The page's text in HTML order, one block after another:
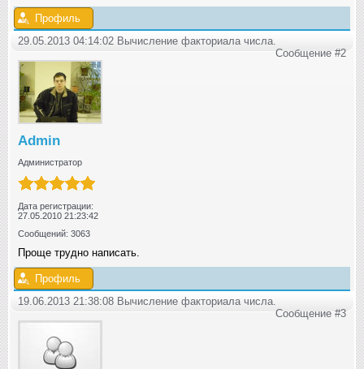
Профиль
29.05.2013 04:14:02 Вычисление факториала числа.
Сообщение #2
Admin
Администратор
Дата регистрации:
27.05.2010 21:23:42
Сообщений: 3063
Проще трудно написать.
Профиль
19.06.2013 21:38:08 Вычисление факториала числа.
Сообщение #3